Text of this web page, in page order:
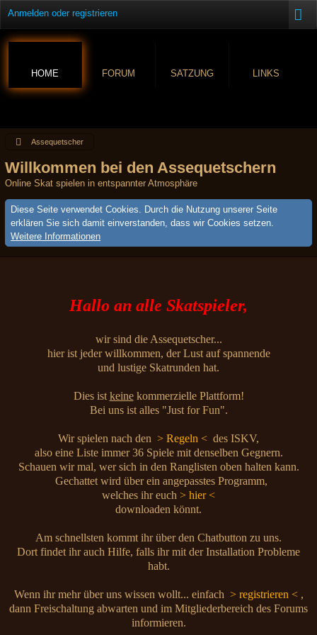
Anmelden oder registrieren
HOME FORUM SATZUNG LINKS
Assequetscher
Willkommen bei den Assequetschern
Online Skat spielen in entspannter Atmosphäre
Diese Seite verwendet Cookies. Durch die Nutzung unserer Seite
erklären Sie sich damit einverstanden, dass wir Cookies setzen.
Weitere Informationen
Hallo an alle Skatspieler,
wir sind die Assequetscher...
hier ist jeder willkommen, der Lust auf spannende
und lustige Skatrunden hat.
Dies ist keinekommerzielle Plattform!
Bei uns ist alles "Just for Fun".
Wir spielen nach den > Regeln < des ISKV,
also eine Liste immer 36 Spiele mit denselben Gegnern.
Schauen wir mal, wer sich in den Ranglisten oben halten kann.
Gechattet wird über ein angepasstes Programm,
welches ihr euch > hier <
downloaden könnt.
Am schnellsten kommt ihr über den Chatbutton zu uns.
Dort findet ihr auch Hilfe, falls ihr mit der Installation Probleme
habt.
Wenn ihr mehr über uns wissen wollt... einfach > registrieren < ,
dann Freischaltung abwarten und im Mitgliederbereich des Forums
informieren.